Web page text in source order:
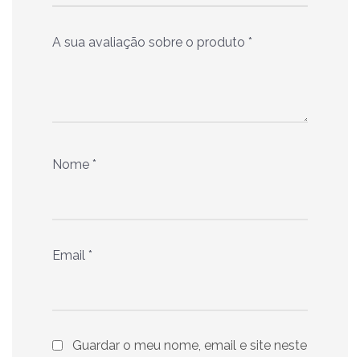
A sua avaliação sobre o produto *
Nome *
Email *
Guardar o meu nome, email e site neste